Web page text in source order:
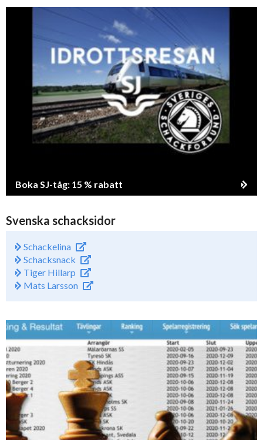
Boka SJ-tåg: 15 % rabatt
Svenska schacksidor
Schackelina
Schacksnack
Tiger Hillarp
Mats Larsson